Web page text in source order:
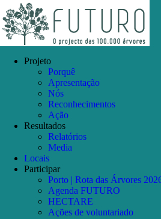
to
content
Facebook
Instagram
YouTube
Projeto
Porquê
Apresentação
Nós
Reconhecimentos
Ação
Resultados
Relatórios
Media
Locais
Participar
Porto | Rota das Árvores
Agenda FUTURO
HECTARE
Ações de voluntariado